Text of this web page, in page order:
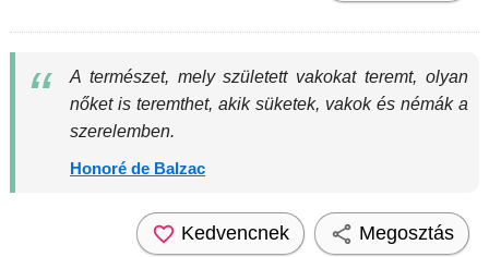
A természet, mely született vakokat teremt, olyan
nőket is teremthet, akik süketek, vakok és némák a
szerelemben.
Honoré de Balzac
Kedvencnek Megosztás